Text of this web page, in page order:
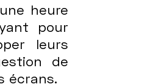
heure
pour
leurs
de
écrans.